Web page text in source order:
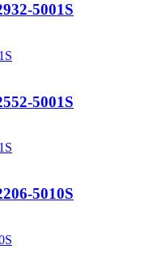
5001S
5001S
5010S